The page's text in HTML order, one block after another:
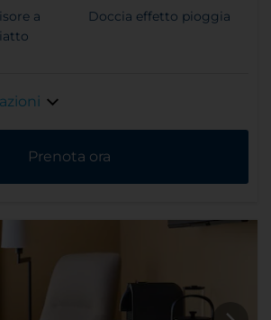
a
Doccia effetto pioggia
Prenota ora